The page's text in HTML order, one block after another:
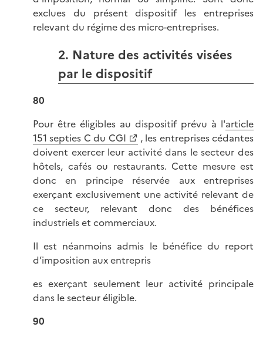
exclues du présent dispositif les entreprises
relevant du régime des micro-entreprises.
2. Nature des activités visées
par le dispositif
80
Pour être éligibles au dispositif prévu à l'article
151 septies C du CGI
, les entreprises cédantes
doivent exercer leur activité dans le secteur des
hôtels, cafés ou restaurants. Cette mesure est
donc en principe réservée aux entreprises
exerçant exclusivement une activité relevant de
ce secteur, relevant donc des bénéfices
industriels et commerciaux.
Il est néanmoins admis le bénéfice du report
d’imposition aux entrepris
es exerçant seulement leur activité principale
dans le secteur éligible.
90